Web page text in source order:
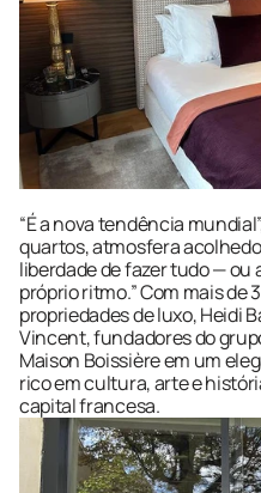
“É a nova tendência
quartos, atmosfera
liberdade de fazer tudo —
próprio ritmo.” Com mais
propriedades de luxo, Heidi
Vincent, fundadores do
Maison Boissière em um
rico em cultura, arte e
capital francesa.